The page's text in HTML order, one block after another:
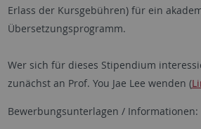
Erlass der Kursgebühren) für ein
Übersetzungsprogramm.
Wer sich für dieses Stipendium
zunächst an Prof. You Jae Lee wenden (
Bewerbungsunterlagen / Informationen: